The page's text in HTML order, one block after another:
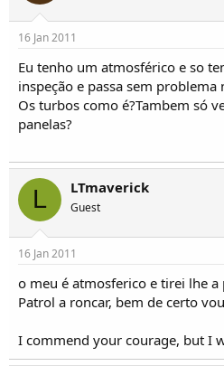
16 Jan 2011
Eu tenho um atmosférico e so
inspeção e passa sem problema
Os turbos como é?Tambem só
panelas?
L LTmaverick
Guest
16 Jan 2011
o meu é atmosferico e tirei lhe a
Patrol a roncar, bem de certo
I commend your courage, but I